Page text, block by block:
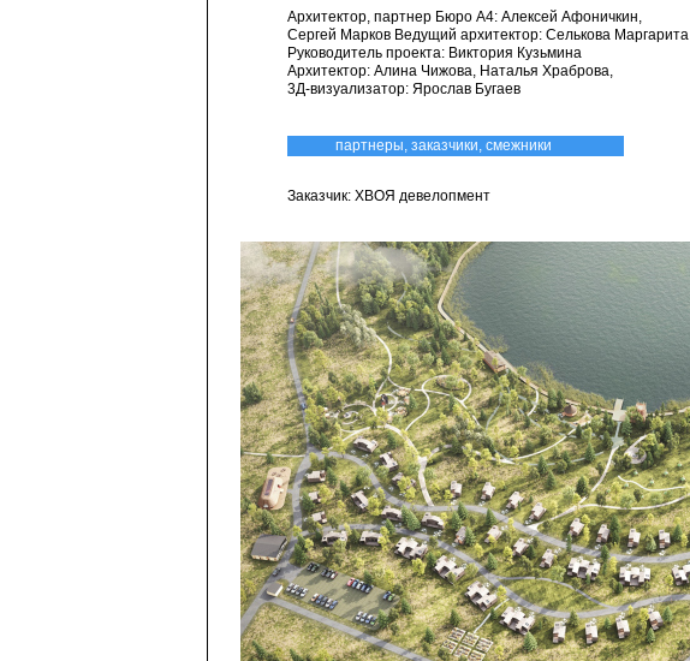
Архитектор, партнер Бюро А4: Алексей Афоничкин,
Сергей Марков Ведущий архитектор: Селькова Маргарита
Руководитель проекта: Виктория Кузьмина
Архитектор: Алина Чижова, Наталья Храброва,
3Д-визуализатор: Ярослав Бугаев
партнеры, заказчики, смежники
Заказчик: ХВОЯ девелопмент